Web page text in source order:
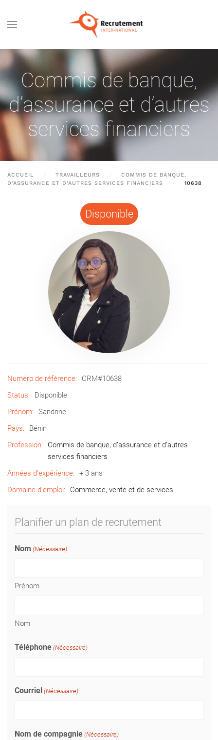
Passer au contenu principal
Commis de banque,
d’assurance et d’autres
services financiers
ACCUEIL TRAVAILLEURS
COMMIS DE BANQUE,
D’ASSURANCE ET D’AUTRES SERVICES FINANCIERS
10638
Disponible
Numéro de référence:
CRM#10638
Status:
Disponible
Prénom:
Sandrine
Pays:
Bénin
Profession:
Commis de banque, d’assurance et d’autres
services financiers
Années d’expérience:
+ 3 ans
Domaine d’emploi:
Commerce, vente et de services
Planifier un plan de recrutement
Nom (Nécessaire)
Prénom
Nom
Téléphone (Nécessaire)
Courriel (Nécessaire)
Nom de compagnie (Nécessaire)